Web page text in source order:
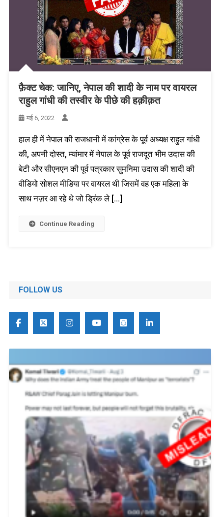
फ़ैक्ट चेक: जानिए, नेपाल की शादी के नाम पर वायरल
राहुल गांधी की तस्वीर के पीछे की हक़ीक़त
मई 6, 2022
हाल ही में नेपाल की राजधानी में कांग्रेस के पूर्व अध्यक्ष राहुल गांधी
की, अपनी दोस्त, म्यांमार में नेपाल के पूर्व राजदूत भीम उदास की
बेटी और सीएनएन की पूर्व पत्रकार सुमनिमा उदास की शादी की
वीडियो सोशल मीडिया पर वायरल थी जिसमें वह एक महिला के
साथ नज़र आ रहे थे जो ड्रिंक ले […]
Continue Reading
FOLLOW US